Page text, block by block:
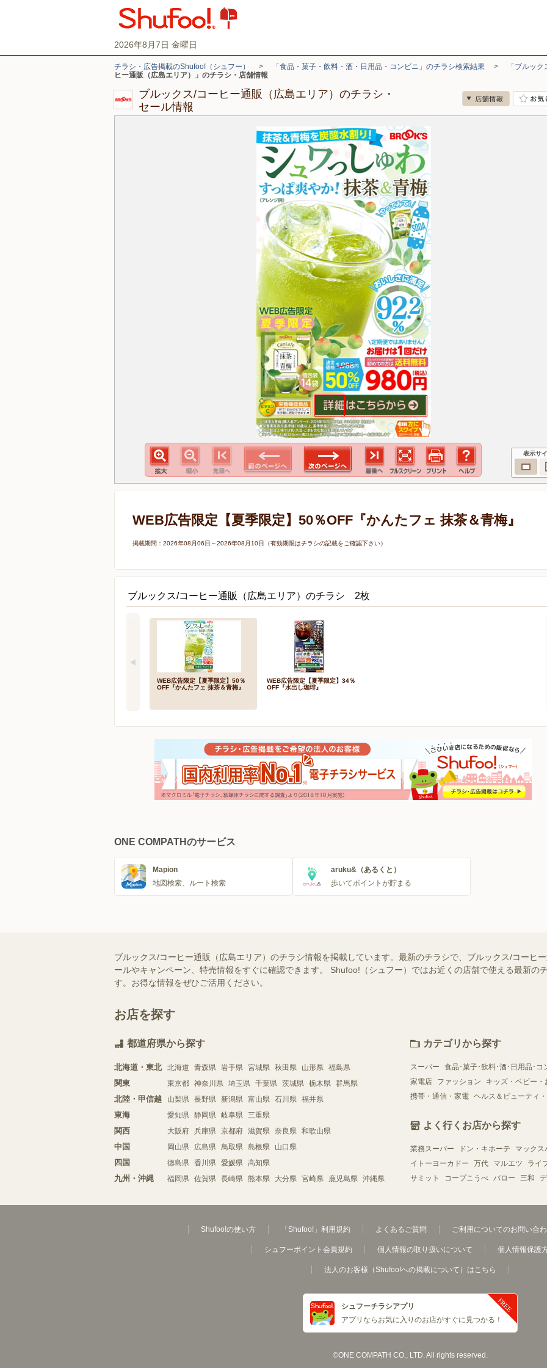
2026年8月7日 金曜日
チラシ・広告掲載のShufoo!（シュフー） > 「食品・菓子・飲料・酒・日用品・コンビニ」のチラシ検索結果 >
「ブルッ
ヒー通販（広島エリア）」のチラシ・店舗情報
ブルックス/コーヒー通販（広島エリア）のチラシ・
セール情報
表示サ
WEB広告限定【夏季限定】50％OFF『かんたフェ 抹茶＆青梅』
掲載期間：2026年08月06日～2026年08月10日（有効期限はチラシの記載をご確認下さい）
ブルックス/コーヒー通販（広島エリア）のチラシ 2枚
WEB広告限定【夏季限定】50％
OFF『かんたフェ 抹茶＆青梅』
WEB広告限定【夏季限定】34％
OFF『水出し珈琲』
ONE COMPATHのサービス
Mapion
地図検索、ルート検索
aruku&（あるくと）
歩いてポイントが貯まる
ブルックス/コーヒー通販（広島エリア）のチラシ情報を掲載しています。最新のチラシで、ブルックス/コーヒ
ールやキャンペーン、特売情報をすぐに確認できます。 Shufoo!（シュフー）ではお近くの店舗で使える最新の
す。お得な情報をぜひご活用ください。
お店を探す
都道府県から探す
北海道・東北 北海道 青森県 岩手県 宮城県 秋田県 山形県 福島県
関東 東京都 神奈川県 埼玉県 千葉県 茨城県 栃木県 群馬県
北陸・甲信越 山梨県 長野県 新潟県 富山県 石川県 福井県
東海 愛知県 静岡県 岐阜県 三重県
関西 大阪府 兵庫県 京都府 滋賀県 奈良県 和歌山県
中国 岡山県 広島県 鳥取県 島根県 山口県
四国 徳島県 香川県 愛媛県 高知県
九州・沖縄 福岡県 佐賀県 長崎県 熊本県 大分県 宮崎県 鹿児島県 沖縄県
カテゴリから探す
スーパー
食品･菓子･飲料･酒･日用品･コ
家電店
ファッション
キッズ・ベビー・
携帯・通信・家電 ヘルス＆ビューティ
よく行くお店から探す
業務スーパー ドン・キホーテ
マックス
イトーヨーカドー
万代 マルエツ
ライ
サミット
コープこうべ バロー 三和
Shufoo!の使い方 「Shufoo!」利用規約 よくあるご質問 ご利用についてのお問い合
シュフーポイント会員規約 個人情報の取り扱いについて 個人情報保護
法人のお客様（Shufoo!への掲載について）はこちら
シュフーチラシアプリ
アプリならお気に入りのお店がすぐに見つかる！
©ONE COMPATH CO., LTD. All rights reserved.